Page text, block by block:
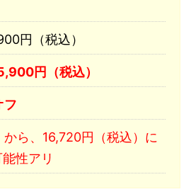
円（税込）
円（税込）
フ
から、16,720円（税込）に
性アリ